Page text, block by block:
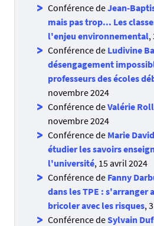
Conférence deJean-
mais pas trop... Les
l'enjeu environnemental,
Conférence de Ludivine
désengagement
professeurs des écoles
novembre 2024
Conférence deValérie
novembre 2024
Conférence de Marie David
étudier les savoirs
l'université, 15 avril 2024
Conférence de Fanny
dans les TPE : s'arranger
bricoler avec les risques,
Conférence deSylvain